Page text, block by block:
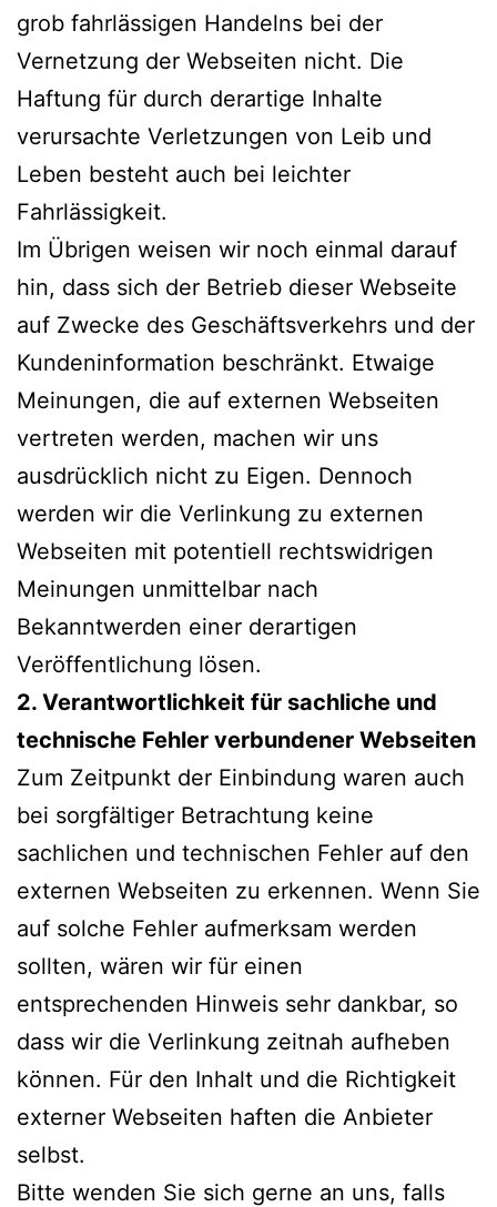
grob fahrlässigen Handelns bei der
Vernetzung der Webseiten nicht. Die
Haftung für durch derartige Inhalte
verursachte Verletzungen von Leib und
Leben besteht auch bei leichter
Fahrlässigkeit.
Im Übrigen weisen wir noch einmal darauf
hin, dass sich der Betrieb dieser Webseite
auf Zwecke des Geschäftsverkehrs und der
Kundeninformation beschränkt. Etwaige
Meinungen, die auf externen Webseiten
vertreten werden, machen wir uns
ausdrücklich nicht zu Eigen. Dennoch
werden wir die Verlinkung zu externen
Webseiten mit potentiell rechtswidrigen
Meinungen unmittelbar nach
Bekanntwerden einer derartigen
Veröffentlichung lösen.
2. Verantwortlichkeit für sachliche und
technische Fehler verbundener Webseiten
Zum Zeitpunkt der Einbindung waren auch
bei sorgfältiger Betrachtung keine
sachlichen und technischen Fehler auf den
externen Webseiten zu erkennen. Wenn Sie
auf solche Fehler aufmerksam werden
sollten, wären wir für einen
entsprechenden Hinweis sehr dankbar, so
dass wir die Verlinkung zeitnah aufheben
können. Für den Inhalt und die Richtigkeit
externer Webseiten haften die Anbieter
selbst.
Bitte wenden Sie sich gerne an uns, falls